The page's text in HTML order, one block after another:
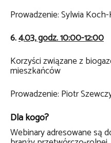
Prowadzenie: Sylwia
6.4.03, godz. 10:00-12:00
Korzyści związane z
mieszkańców
Prowadzenie: Piotr
Dla kogo?
Webinary adresowane są